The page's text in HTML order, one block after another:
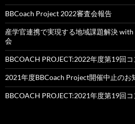
BBCoach Project 2022審査会報告
産学官連携で実現する地域課題解決
会
BBCOACH PROJECT:2022年度第19回
2021年度BBCoach Project開催中止のお
BBCOACH PROJECT:2021年度第19回